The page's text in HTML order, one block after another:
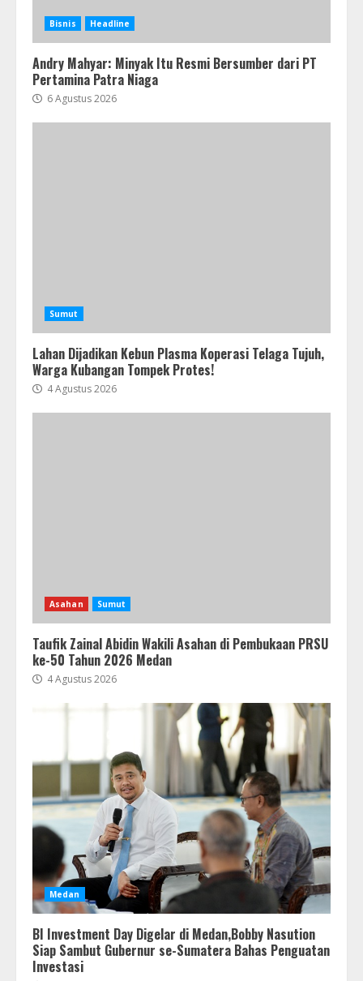
Bisnis Headline
Andry Mahyar: Minyak Itu Resmi Bersumber dari PT
Pertamina Patra Niaga
6 Agustus 2026
Sumut
Lahan Dijadikan Kebun Plasma Koperasi Telaga Tujuh,
Warga Kubangan Tompek Protes!
4 Agustus 2026
Asahan Sumut
Taufik Zainal Abidin Wakili Asahan di Pembukaan PRSU
ke-50 Tahun 2026 Medan
4 Agustus 2026
Medan
BI Investment Day Digelar di Medan,Bobby Nasution
Siap Sambut Gubernur se-Sumatera Bahas Penguatan
Investasi